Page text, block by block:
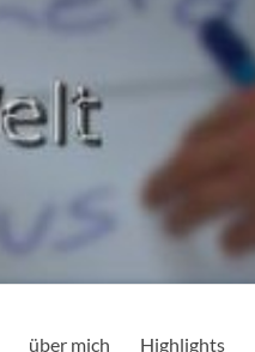
über mich Highlights